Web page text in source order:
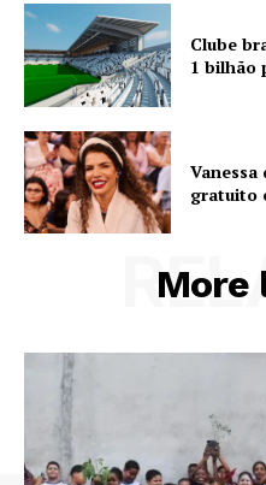
Clube
1 bilhão
Vanessa
gratuito
More